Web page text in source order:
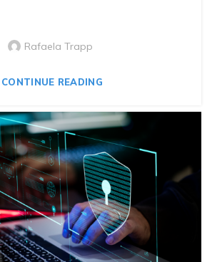
Rafaela Trapp
CONTINUE READING